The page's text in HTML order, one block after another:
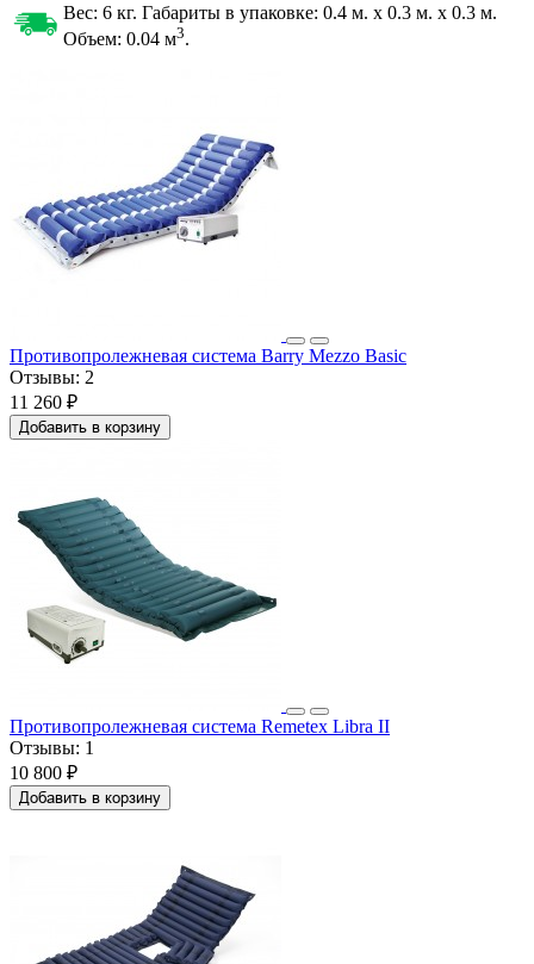
Вес: 6 кг. Габариты в упаковке: 0.4 м. x 0.3 м. x 0.3 м.
Объем: 0.04 м3.
Противопролежневая система Barry Mezzo Basic
Отзывы: 2
11 260 ₽
Добавить в корзину
Противопролежневая система Remetex Libra II
Отзывы: 1
10 800 ₽
Добавить в корзину